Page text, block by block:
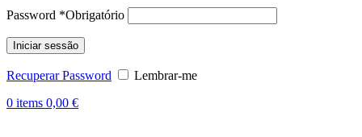
Password *Obrigatório
Iniciar sessão
Recuperar Password
Lembrar-me
0 items 0,00 €